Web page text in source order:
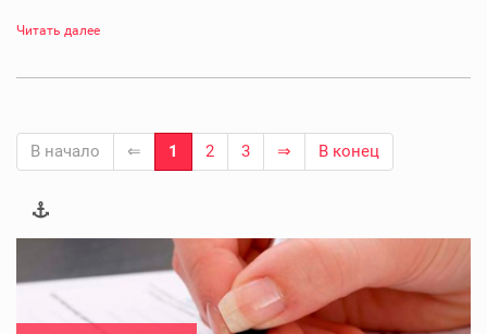
Читать далее
В начало ⇐ 1 2 3 ⇒ В конец